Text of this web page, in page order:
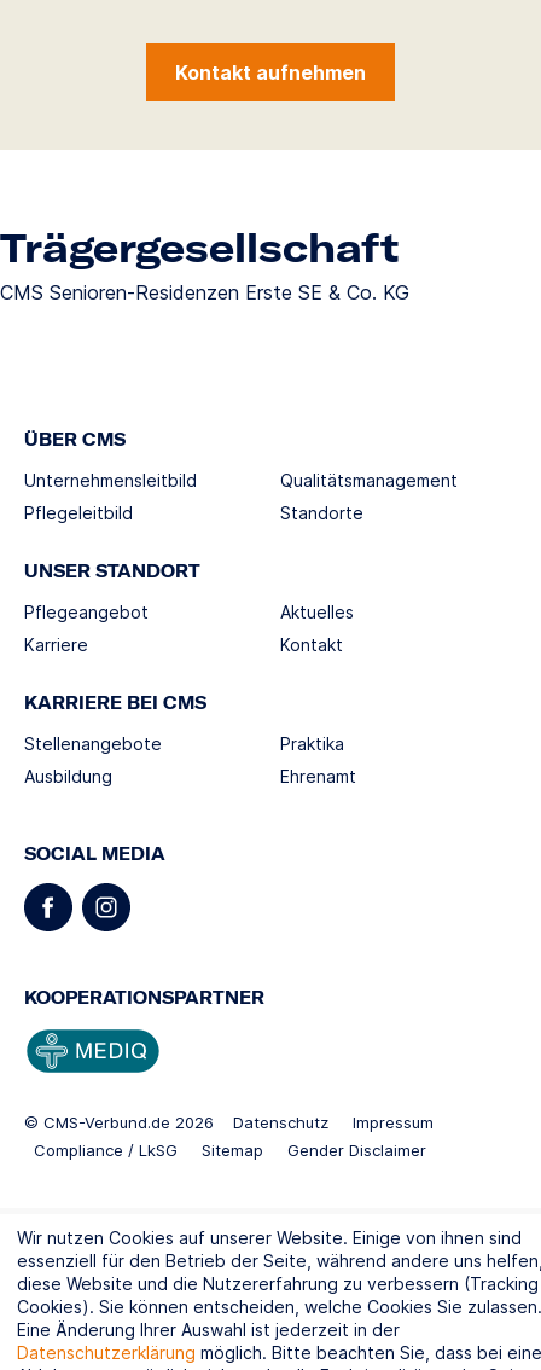
Kontakt aufnehmen
Trägergesellschaft
CMS Senioren-Residenzen Erste SE & Co. KG
ÜBER CMS
Unternehmensleitbild
Pflegeleitbild
Qualitätsmanagement
Standorte
UNSER STANDORT
Pflegeangebot
Karriere
Aktuelles
Kontakt
KARRIERE BEI CMS
Stellenangebote
Ausbildung
Praktika
Ehrenamt
SOCIAL MEDIA
KOOPERATIONSPARTNER
© CMS-Verbund.de 2026 Datenschutz
Impressum
Compliance / LkSG
Sitemap Gender Disclaimer
Wir nutzen Cookies auf unserer Website. Einige von ihnen sind
essenziell für den Betrieb der Seite, während andere uns
diese Website und die Nutzererfahrung zu verbessern (Tracking
Cookies). Sie können entscheiden, welche Cookies Sie zulassen.
Eine Änderung Ihrer Auswahl ist jederzeit in der
Datenschutzerklärung möglich. Bitte beachten Sie, dass bei